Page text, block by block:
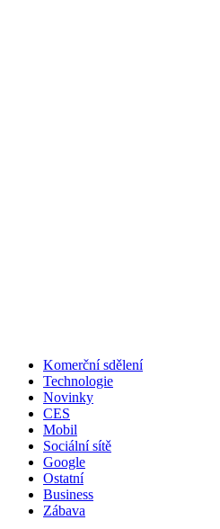
Komerční sdělení
Technologie
Novinky
CES
Mobil
Sociální sítě
Google
Ostatní
Business
Zábava